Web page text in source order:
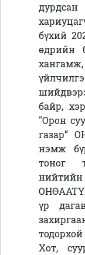
дурдсан
бүхий
өдрийн
хангамж,
байр,
"Орон
газар”
нэмж
тоног
үр
Хот,